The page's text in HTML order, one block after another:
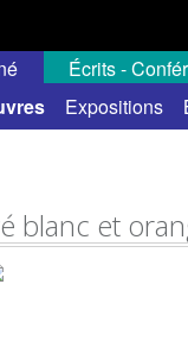
Expositions
Écrits -
blanc et